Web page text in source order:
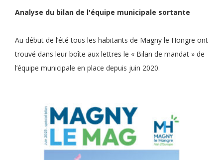
Analyse du bilan de l'équipe municipale sortante
Au début de l’été tous les habitants de Magny le Hongre ont
trouvé dans leur boîte aux lettres le « Bilan de mandat » de
l’équipe municipale en place depuis juin 2020.